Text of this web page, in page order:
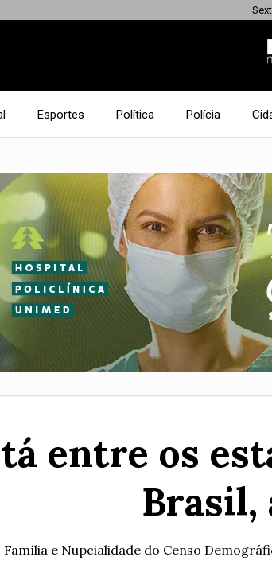
Esportes Política Polícia
entre os
Brasil,
e Nupcialidade do Censo